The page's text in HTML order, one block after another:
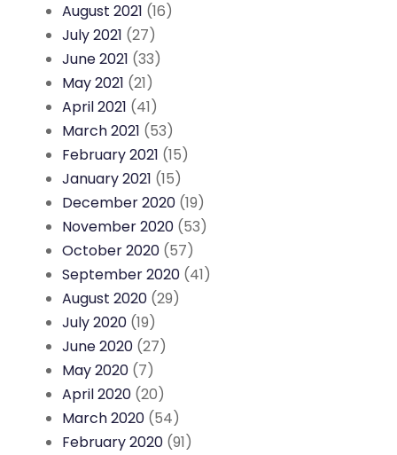
August 2021 (16)
July 2021 (27)
June 2021 (33)
May 2021 (21)
April 2021 (41)
March 2021 (53)
February 2021 (15)
January 2021 (15)
December 2020 (19)
November 2020 (53)
October 2020 (57)
September 2020 (41)
August 2020 (29)
July 2020 (19)
June 2020 (27)
May 2020 (7)
April 2020 (20)
March 2020 (54)
February 2020 (91)